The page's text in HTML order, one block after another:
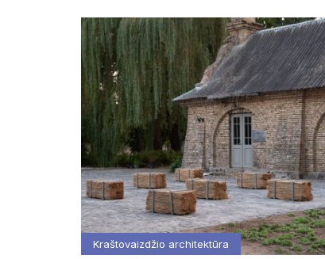
Kraštovaizdžio architektūra